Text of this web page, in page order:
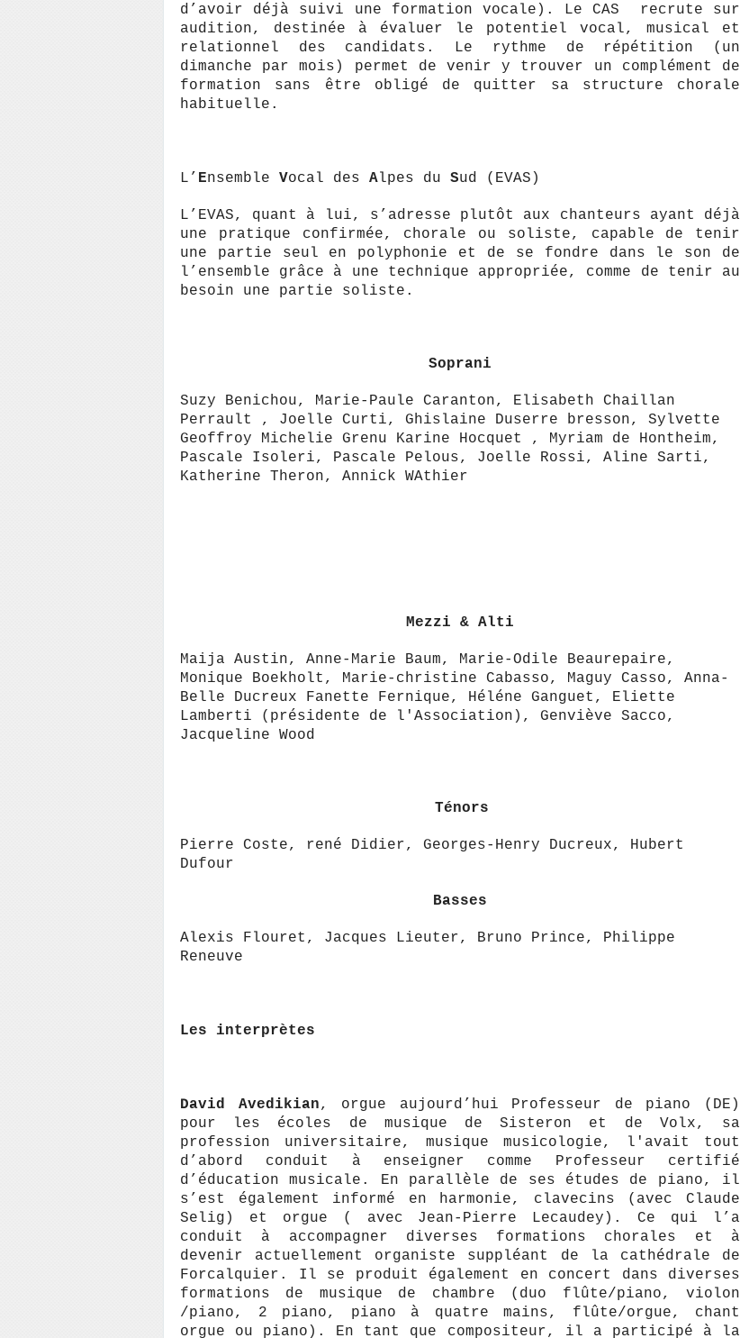
d’avoir déjà suivi une formation vocale). Le CAS recrute sur
audition, destinée à évaluer le potentiel vocal, musical et
relationnel des candidats. Le rythme de répétition (un
dimanche par mois) permet de venir y trouver un complément de
formation sans être obligé de quitter sa structure chorale
habituelle.
L’ Ensemble Vocal des Alpes du Sud (EVAS)
L’EVAS, quant à lui, s’adresse plutôt aux chanteurs ayant déjà
une pratique confirmée, chorale ou soliste, capable de tenir
une partie seul en polyphonie et de se fondre dans le son de
l’ensemble grâce à une technique appropriée, comme de tenir au
besoin une partie soliste.
Soprani
Suzy Benichou, Marie-Paule Caranton, Elisabeth Chaillan
Perrault , Joelle Curti, Ghislaine Duserre bresson, Sylvette
Geoffroy Michelie Grenu Karine Hocquet , Myriam de Hontheim,
Pascale Isoleri, Pascale Pelous, Joelle Rossi, Aline Sarti,
Katherine Theron, Annick WAthier
Mezzi & Alti
Maija Austin, Anne-Marie Baum, Marie-Odile Beaurepaire,
Monique Boekholt, Marie-christine Cabasso, Maguy Casso, Anna-
Belle Ducreux Fanette Fernique, Héléne Ganguet, Eliette
Lamberti (présidente de l'Association), Genviève Sacco,
Jacqueline Wood
Ténors
Pierre Coste, rené Didier, Georges-Henry Ducreux, Hubert
Dufour
Basses
Alexis Flouret, Jacques Lieuter, Bruno Prince, Philippe
Reneuve
Les interprètes
David Avedikian, orgue aujourd’hui Professeur de piano (DE)
pour les écoles de musique de Sisteron et de Volx, sa
profession universitaire, musique musicologie, l'avait tout
d’abord conduit à enseigner comme Professeur certifié
d’éducation musicale. En parallèle de ses études de piano, il
s’est également informé en harmonie, clavecins (avec Claude
Selig) et orgue ( avec Jean-Pierre Lecaudey). Ce qui l’a
conduit à accompagner diverses formations chorales et à
devenir actuellement organiste suppléant de la cathédrale de
Forcalquier. Il se produit également en concert dans diverses
formations de musique de chambre (duo flûte/piano, violon
/piano, 2 piano, piano à quatre mains, flûte/orgue, chant
orgue ou piano). En tant que compositeur, il a participé à la